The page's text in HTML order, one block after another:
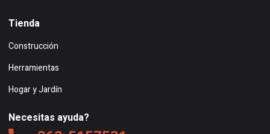
Tienda
Construcción
Herramientas
Hogar y Jardín
Necesitas ayuda?